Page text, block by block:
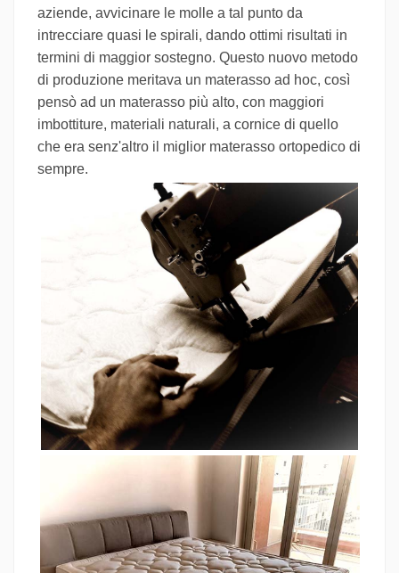
aziende, avvicinare le molle a tal punto da
intrecciare quasi le spirali, dando ottimi risultati in
termini di maggior sostegno. Questo nuovo metodo
di produzione meritava un materasso ad hoc, così
pensò ad un materasso più alto, con maggiori
imbottiture, materiali naturali, a cornice di quello
che era senz'altro il miglior materasso ortopedico di
sempre.